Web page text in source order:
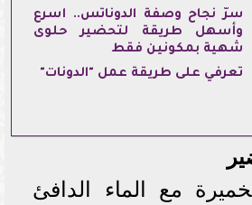
سرّ نجاح وصفة الدوناتس.. أسرع
وأسهل طريقة لتحضير حلوى
شهية بمكونين فقط
تعرفي على طريقة عمل "الدونات"
مع الماء الدافئ